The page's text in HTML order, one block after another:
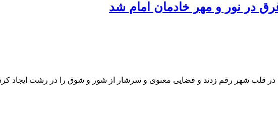
در نور و مهر خادمان امام شد
قلب شهر رقم زدند و فضایی معنوی و سرشار از شور و شوق را در رشت ایجاد